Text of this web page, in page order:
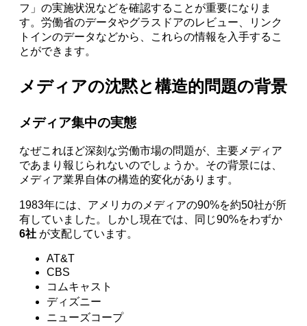
フ」の実施状況などを確認することが重要になりま
す。労働省のデータやグラスドアのレビュー、リンク
トインのデータなどから、これらの情報を入手するこ
とができます。
メディアの沈黙と構造的問題の背景
メディア集中の実態
なぜこれほど深刻な労働市場の問題が、主要メディア
であまり報じられないのでしょうか。その背景には、
メディア業界自体の構造的変化があります。
1983年には、アメリカのメディアの90%を約50社が所
有していました。しかし現在では、同じ90%をわずか
6社 が支配しています。
AT&T
CBS
コムキャスト
ディズニー
ニューズコープ